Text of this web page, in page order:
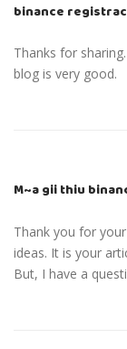
binance
Thanks for
blog is very good.
M~a gii thiu
Thank you for
ideas. It is your
But, I have a